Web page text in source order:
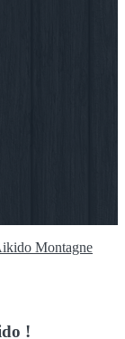
Montagne
!